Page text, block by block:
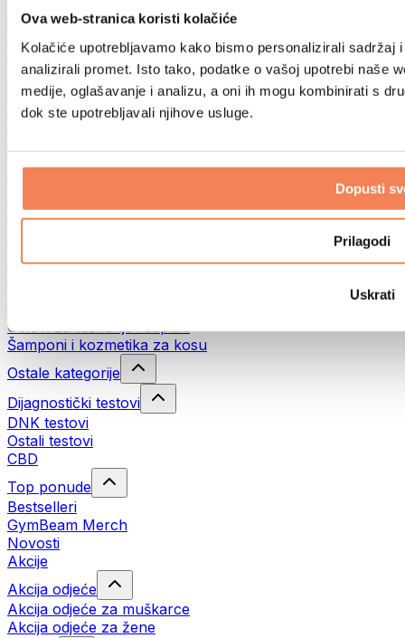
Ova web-stranica koristi kolačiće
Kolačiće upotrebljavamo kako bismo personalizirali sadržaj
analizirali promet. Isto tako, podatke o vašoj upotrebi naše
medije, oglašavanje i analizu, a oni ih mogu kombinirati s
dok ste upotrebljavali njihove usluge.
Dopusti
Prilagodi
Uskrati
Oprema prema aktivnosti
Trčanje
Borilački sportovi
Biciklizam
Joga i pilates
Terapija hladnom vodom
Planinarenje
Filteri i vrčevi za vodu
Deterdženti za rublje
Gelovi za tuširanje i sapuni
Šamponi i kozmetika za kosu
Ostale kategorije
Dijagnostički testovi
DNK testovi
Ostali testovi
CBD
Top ponude
Bestselleri
GymBeam Merch
Novosti
Akcije
Akcija odjeće
Akcija odjeće za muškarce
Akcija odjeće za žene